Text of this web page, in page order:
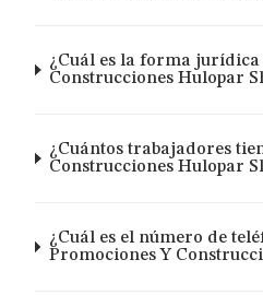
¿Cuál es la forma jurídica
Construcciones Hulopar
¿Cuántos trabajadores
Construcciones Hulopar
¿Cuál es el número de
Promociones Y